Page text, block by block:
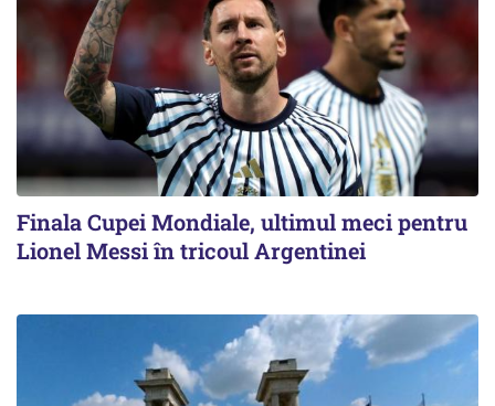
Finala Cupei Mondiale, ultimul meci pentru
Lionel Messi în tricoul Argentinei